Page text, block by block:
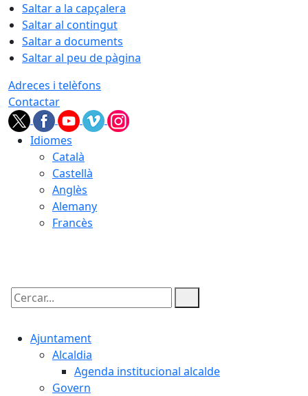
Saltar a la capçalera
Saltar al contingut
Saltar a documents
Saltar al peu de pàgina
Adreces i telèfons
Contactar
Idiomes
Català
Castellà
Anglès
Alemany
Francès
Cercar:
Ajuntament
Alcaldia
Agenda institucional alcalde
Govern